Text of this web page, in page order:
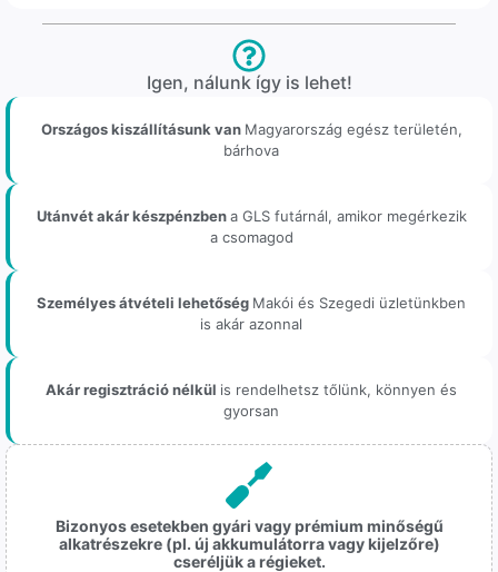
Igen, nálunk így is lehet!
Országos kiszállításunk van Magyarország egész területén,
bárhova
Utánvét akár készpénzbena GLS futárnál, amikor megérkezik
a csomagod
Személyes átvételi lehetőség Makói és Szegedi üzletünkben
is akár azonnal
Akár regisztráció nélkül is rendelhetsz tőlünk, könnyen és
gyorsan
Bizonyos esetekben gyári vagy prémium minőségű
alkatrészekre (pl. új akkumulátorra vagy kijelzőre)
cseréljük a régieket.